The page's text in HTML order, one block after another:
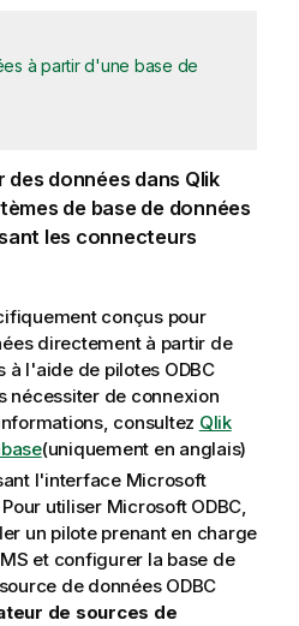
à partir d'une base de
données dans Qlik
de base de données
les connecteurs
conçus pour
directement à partir de
à l'aide de pilotes ODBC
nécessiter de connexion
consultez Qlik
(uniquement en anglais)
l'interface Microsoft
Pour utiliser Microsoft ODBC,
un pilote prenant en charge
et configurer la base de
de données ODBC
de sources de